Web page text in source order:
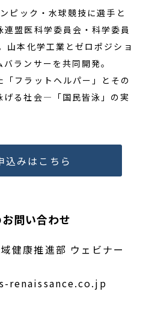
ピック・水球競技に選手と
盟医科学委員会・科学委員
山本化学工業とゼロポジショ
ランサーを共同開発。
フラットヘルパー」とその
げる社会―「国民皆泳」の実
込みはこちら
問い合わせ
健康推進部 ウェビナー
renaissance.co.jp